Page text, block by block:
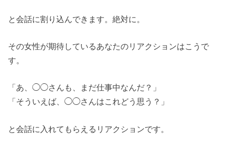
と会話に割り込んできます。絶対に。
その女性が期待しているあなたのリアクションはこうで
す。
「あ、◯◯さんも、まだ仕事中なんだ？」
「そういえば、◯◯さんはこれどう思う？」
と会話に入れてもらえるリアクションです。